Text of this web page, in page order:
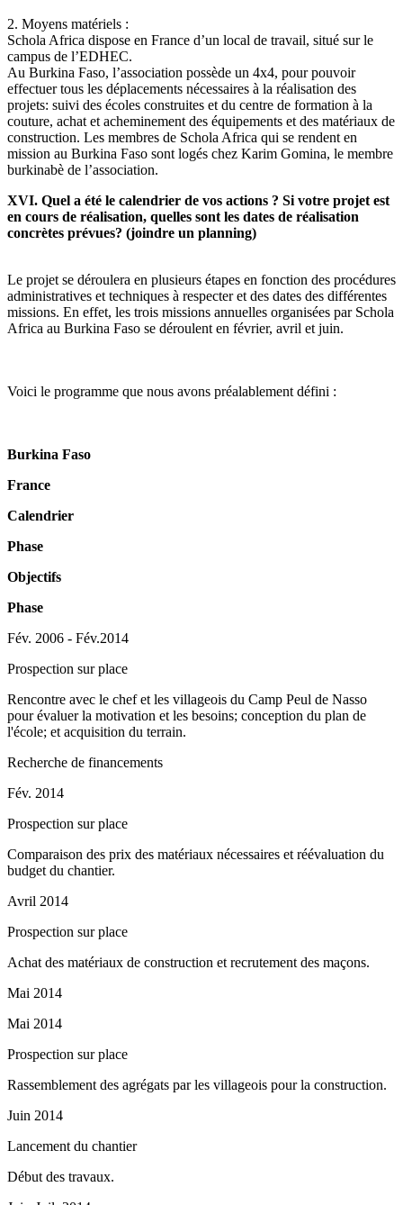
2. Moyens matériels :
Schola Africa dispose en France d’un local de travail, situé sur le
campus de l’EDHEC.
Au Burkina Faso, l’association possède un 4x4, pour pouvoir
effectuer tous les déplacements nécessaires à la réalisation des
projets: suivi des écoles construites et du centre de formation à la
couture, achat et acheminement des équipements et des matériaux de
construction. Les membres de Schola Africa qui se rendent en
mission au Burkina Faso sont logés chez Karim Gomina, le membre
burkinabè de l’association.
XVI. Quel a été le calendrier de vos actions ? Si votre projet est
en cours de réalisation, quelles sont les dates de réalisation
concrètes prévues? (joindre un planning)
Le projet se déroulera en plusieurs étapes en fonction des procédures
administratives et techniques à respecter et des dates des différentes
missions. En effet, les trois missions annuelles organisées par Schola
Africa au Burkina Faso se déroulent en février, avril et juin.
Voici le programme que nous avons préalablement défini :
Burkina Faso
France
Calendrier
Phase
Objectifs
Phase
Fév. 2006 - Fév.2014
Prospection sur place
Rencontre avec le chef et les villageois du Camp Peul de Nasso
pour évaluer la motivation et les besoins; conception du plan de
l'école; et acquisition du terrain.
Recherche de financements
Fév. 2014
Prospection sur place
Comparaison des prix des matériaux nécessaires et réévaluation du
budget du chantier.
Avril 2014
Prospection sur place
Achat des matériaux de construction et recrutement des maçons.
Mai 2014
Mai 2014
Prospection sur place
Rassemblement des agrégats par les villageois pour la construction.
Juin 2014
Lancement du chantier
Début des travaux.